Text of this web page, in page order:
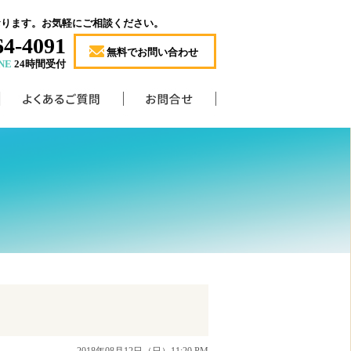
ます。お気軽にご相談ください。
4091
24時間受付
無料でお問い合わせ